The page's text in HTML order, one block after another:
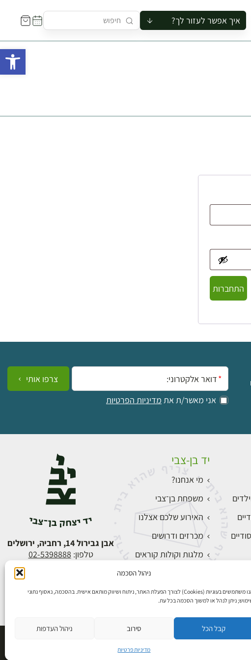
ניהול הסכמה
אנו משתמשים בעוגיות (Cookies) לצורך הפעלת האתר, ניתוח ושיווק מותאם אישית. בהסכמה, נאסוף נתוני
ניתן לנהל או למשוך הסכמה בכל עת.
קבל הכל סירוב ניהול העדפות
מדיניות פרטיות
איך אפשר לעזור לך?
להזמין סיור לקבוצה
לתאם ביקור בצריף
התחברות
אימייל:
אני מאשר/ת את מדיניות הפרטיות
צרפו אותי
יד בן-צבי
מי אנחנו?
משפחת בן־צבי
האירוע שלכם אצלנו
מכרזים ודרושים
מלגות וקולות קוראים
התחברות
אבן גבירול 14, רחביה, ירושלים
טלפון: 02-5398888